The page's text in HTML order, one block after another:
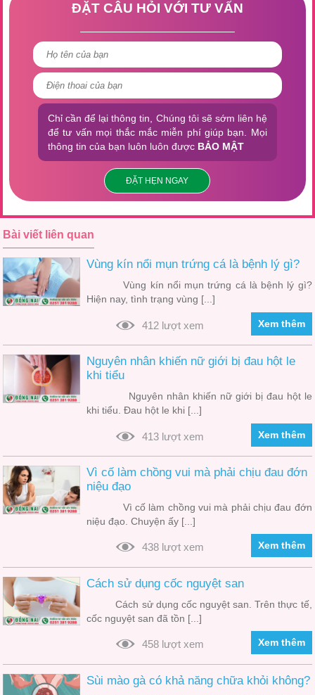
ĐẶT CÂU HỎI VỚI TƯ VẤN
Chỉ cần để lại thông tin, Chúng tôi sẽ sớm liên hệ
để tư vấn mọi thắc mắc miễn phí giúp bạn. Mọi
thông tin của bạn luôn luôn được BẢO MẬT
ĐẶT HẸN NGAY
Bài viết liên quan
Vùng kín nổi mụn trứng cá là bệnh lý gì?
Vùng kín nổi mụn trứng cá là bệnh lý gì?
Hiện nay, tình trạng vùng [...]
412 lượt xem Xem thêm
Nguyên nhân khiến nữ giới bị đau hột le
khi tiểu
Nguyên nhân khiến nữ giới bị đau hột le
khi tiểu. Đau hột le khi [...]
413 lượt xem Xem thêm
Vì cố làm chồng vui mà phải chịu đau đớn
niệu đạo
Vì cố làm chồng vui mà phải chịu đau đớn
niệu đạo. Chuyện ấy [...]
438 lượt xem Xem thêm
Cách sử dụng cốc nguyệt san
Cách sử dụng cốc nguyệt san. Trên thực tế,
cốc nguyệt san đã tồn [...]
458 lượt xem Xem thêm
Sùi mào gà có khả năng chữa khỏi không?